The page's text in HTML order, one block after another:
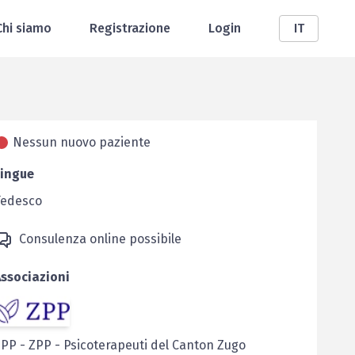
siamo Registrazione Login IT
Nessun nuovo paziente
Consulenza online possibile
- ZPP - Psicoterapeuti del Canton Zugo